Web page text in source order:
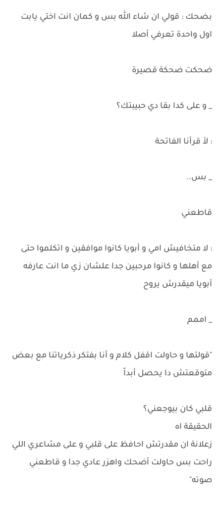
بضحك : قولي ان شاء الله بس و كمان انت اختي يابت
اول واحدة تعرفي أصلا
ضحكت ضحكة قصيرة
_ و على كدا بقا دي حبيبتك؟
: لأ قرأنا الفاتحة
_ بس..
قاطعني
: لا متخافيش امي و أبويا كانوا موافقين و اتكلموا حتى
مع أهلها و كانوا مرحبين جدا علشان زي ما انت عارفه
أبويا ميقدرش يروح
_ اممم
"قولتها و حاولت اقفل كلام و أنا بفتكر ذكرياتنا مع بعض
متوقعتش دا يحصل أبداّ
قلبي كان بيوجعني؟
الحقيقة اه
زعلانة ان مقدرتش احافظ على قلبي و على مشاعري اللي
راحت بس حاولت أضحك واهزر عادي جدا و قاطعني
صوته"